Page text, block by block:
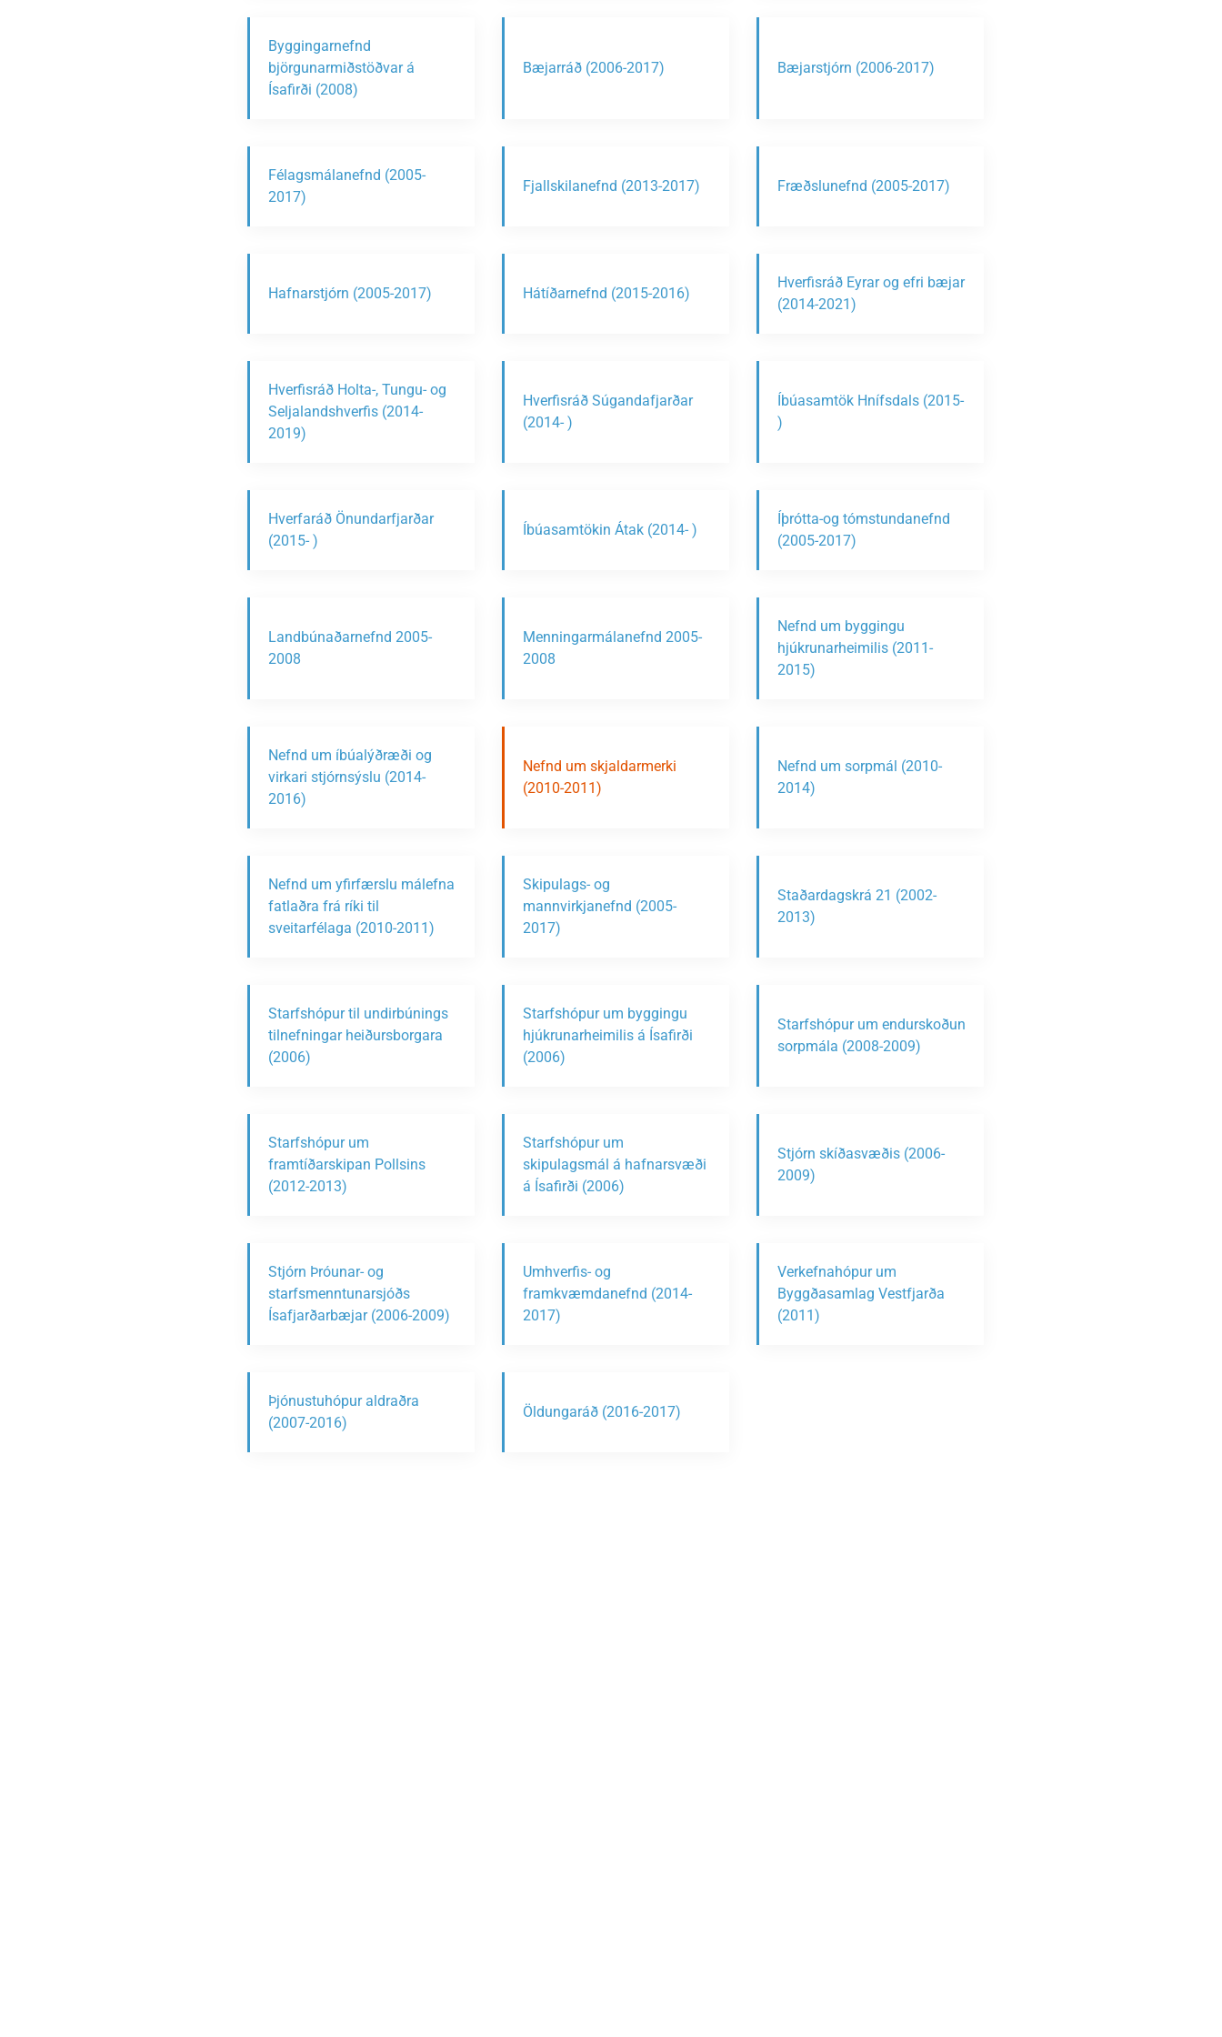
Byggingarnefnd
björgunarmiðstöðvar á
Ísafirði (2008)
Bæjarráð (2006-2017) Bæjarstjórn (2006-2017)
Félagsmálanefnd (2005-
2017)
Fjallskilanefnd (2013-2017) Fræðslunefnd (2005-2017)
Hafnarstjórn (2005-2017) Hátíðarnefnd (2015-2016)
Hverfisráð Eyrar og efri bæjar
(2014-2021)
Hverfisráð Holta-, Tungu- og
Seljalandshverfis (2014-
2019)
Hverfisráð Súgandafjarðar
(2014- )
Íbúasamtök Hnífsdals (2015-
)
Hverfaráð Önundarfjarðar
(2015- )
Íbúasamtökin Átak (2014- )
Íþrótta-og tómstundanefnd
(2005-2017)
Landbúnaðarnefnd 2005-
2008
Menningarmálanefnd 2005-
2008
Nefnd um byggingu
hjúkrunarheimilis (2011-
2015)
Nefnd um íbúalýðræði og
virkari stjórnsýslu (2014-
2016)
Nefnd um skjaldarmerki
(2010-2011)
Nefnd um sorpmál (2010-
2014)
Nefnd um yfirfærslu málefna
fatlaðra frá ríki til
sveitarfélaga (2010-2011)
Skipulags- og
mannvirkjanefnd (2005-
2017)
Staðardagskrá 21 (2002-
2013)
Starfshópur til undirbúnings
tilnefningar heiðursborgara
(2006)
Starfshópur um byggingu
hjúkrunarheimilis á Ísafirði
(2006)
Starfshópur um endurskoðun
sorpmála (2008-2009)
Starfshópur um
framtíðarskipan Pollsins
(2012-2013)
Starfshópur um
skipulagsmál á hafnarsvæði
á Ísafirði (2006)
Stjórn skíðasvæðis (2006-
2009)
Stjórn Þróunar- og
starfsmenntunarsjóðs
Ísafjarðarbæjar (2006-2009)
Umhverfis- og
framkvæmdanefnd (2014-
2017)
Verkefnahópur um
Byggðasamlag Vestfjarða
(2011)
Þjónustuhópur aldraðra
(2007-2016)
Öldungaráð (2016-2017)